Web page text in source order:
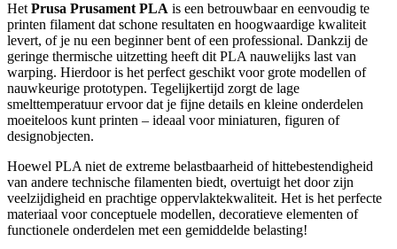
Het Prusa Prusament PLA is een betrouwbaar en eenvoudig te
printen filament dat schone resultaten en hoogwaardige kwaliteit
levert, of je nu een beginner bent of een professional. Dankzij de
geringe thermische uitzetting heeft dit PLA nauwelijks last van
warping. Hierdoor is het perfect geschikt voor grote modellen of
nauwkeurige prototypen. Tegelijkertijd zorgt de lage
smelttemperatuur ervoor dat je fijne details en kleine onderdelen
moeiteloos kunt printen – ideaal voor miniaturen, figuren of
designobjecten.
Hoewel PLA niet de extreme belastbaarheid of hittebestendigheid
van andere technische filamenten biedt, overtuigt het door zijn
veelzijdigheid en prachtige oppervlaktekwaliteit. Het is het perfecte
materiaal voor conceptuele modellen, decoratieve elementen of
functionele onderdelen met een gemiddelde belasting!